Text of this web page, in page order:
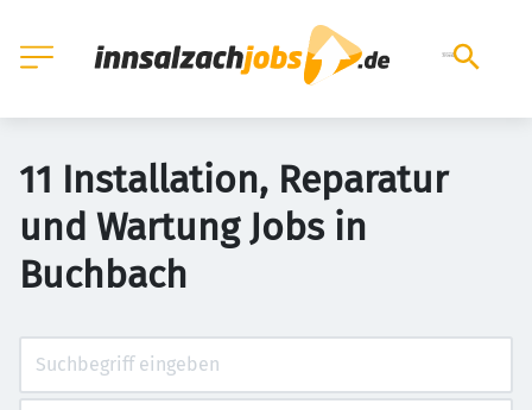
11 Installation, Reparatur
und Wartung Jobs in
Buchbach